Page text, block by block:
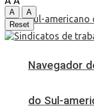
Navegador
do Sul-
A
A
Reset